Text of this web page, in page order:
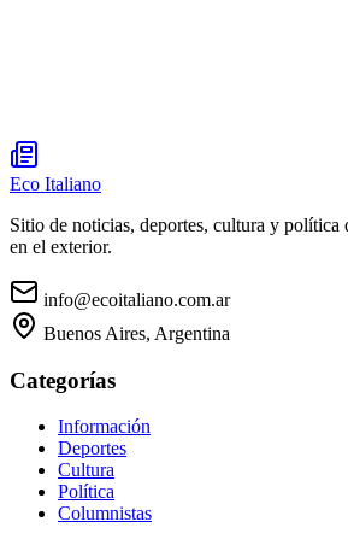
Eco Italiano
Sitio de noticias, deportes, cultura y política
en el exterior.
info@ecoitaliano.com.ar
Buenos Aires, Argentina
Categorías
Información
Deportes
Cultura
Política
Columnistas